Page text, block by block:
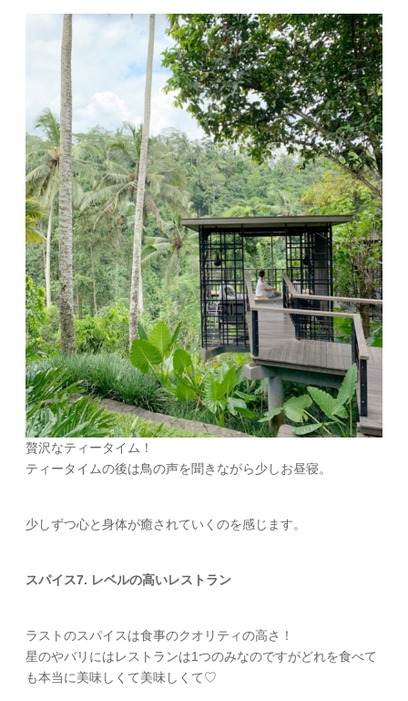
贅沢なティータイム！
ティータイムの後は鳥の声を聞きながら少しお昼寝。
少しずつ心と身体が癒されていくのを感じます。
スパイス7. レベルの高いレストラン
ラストのスパイスは食事のクオリティの高さ！
星のやバリにはレストランは1つのみなのですがどれを食べて
も本当に美味しくて美味しくて♡